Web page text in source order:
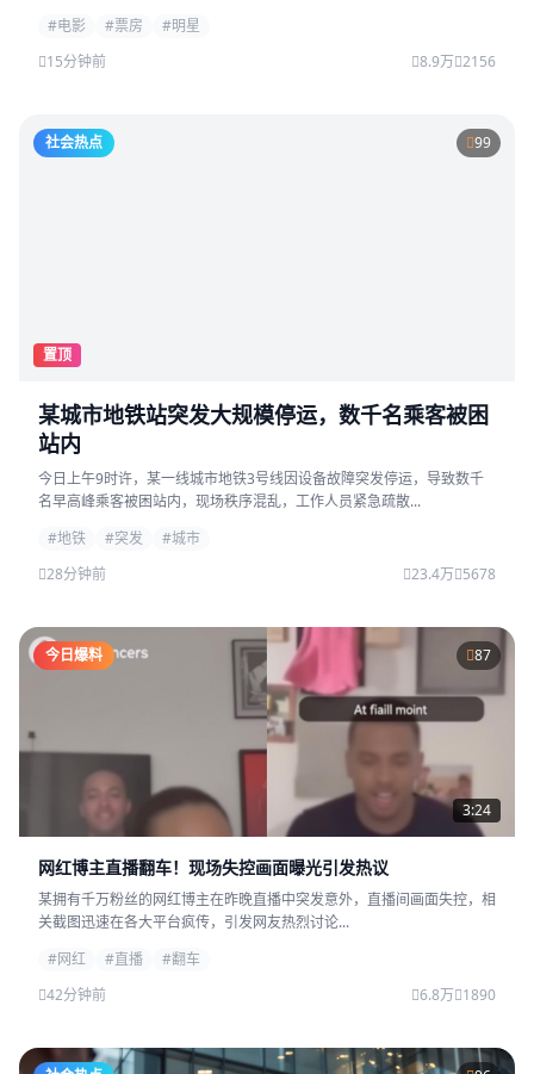
#电影
#票房
#明星
15分钟前
8.9万 2156
社会热点 99
置顶
某城市地铁站突发大规模停运，数千名乘客被困
站内
今日上午9时许，某一线城市地铁3号线因设备故障突发停运，导致数千
名早高峰乘客被困站内，现场秩序混乱，工作人员紧急疏散...
#地铁
#突发
#城市
28分钟前
23.4万 5678
今日爆料 87
3:24
网红博主直播翻车！现场失控画面曝光引发热议
某拥有千万粉丝的网红博主在昨晚直播中突发意外，直播间画面失控，相
关截图迅速在各大平台疯传，引发网友热烈讨论...
#网红
#直播
#翻车
42分钟前
6.8万 1890